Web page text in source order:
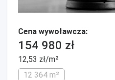
Cena wywoławcza:
154 980 zł
12,53 zł/m²
12 364 m²